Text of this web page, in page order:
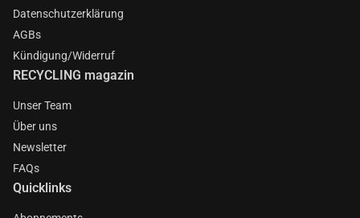
Datenschutzerklärung
AGBs
Kündigung/Widerruf
RECYCLING magazin
Unser Team
Über uns
Newsletter
FAQs
Quicklinks